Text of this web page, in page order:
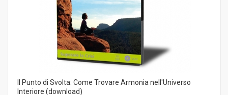
Il Punto di Svolta: Come Trovare Armonia nell'Universo
Interiore (download)